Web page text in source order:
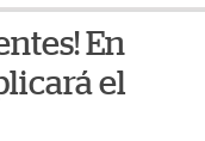
En
el